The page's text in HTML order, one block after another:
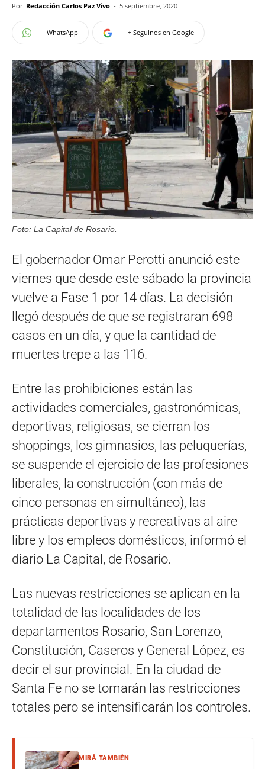
Por Redacción Carlos Paz Vivo - 5 septiembre, 2020
WhatsApp + Seguinos en Google
Foto: La Capital de Rosario.
El gobernador Omar Perotti anunció este
viernes que desde este sábado la provincia
vuelve a Fase 1 por 14 días. La decisión
llegó después de que se registraran 698
casos en un día, y que la cantidad de
muertes trepe a las 116.
Entre las prohibiciones están las
actividades comerciales, gastronómicas,
deportivas, religiosas, se cierran los
shoppings, los gimnasios, las peluquerías,
se suspende el ejercicio de las profesiones
liberales, la construcción (con más de
cinco personas en simultáneo), las
prácticas deportivas y recreativas al aire
libre y los empleos domésticos, informó el
diario La Capital, de Rosario.
Las nuevas restricciones se aplican en la
totalidad de las localidades de los
departamentos Rosario, San Lorenzo,
Constitución, Caseros y General López, es
decir el sur provincial. En la ciudad de
Santa Fe no se tomarán las restricciones
totales pero se intensificarán los controles.
MIRÁ TAMBIÉN